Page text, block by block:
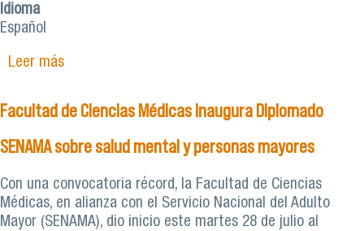
Idioma
Español
Leer mássobre Opinión | La pandemia de problemas de
la mesa
Facultad de Ciencias Médicas inaugura Diplomado
SENAMA sobre salud mental y personas mayores
Con una convocatoria récord, la Facultad de Ciencias
Médicas, en alianza con el Servicio Nacional del Adulto
Mayor (SENAMA), dio inicio este martes 28 de julio al